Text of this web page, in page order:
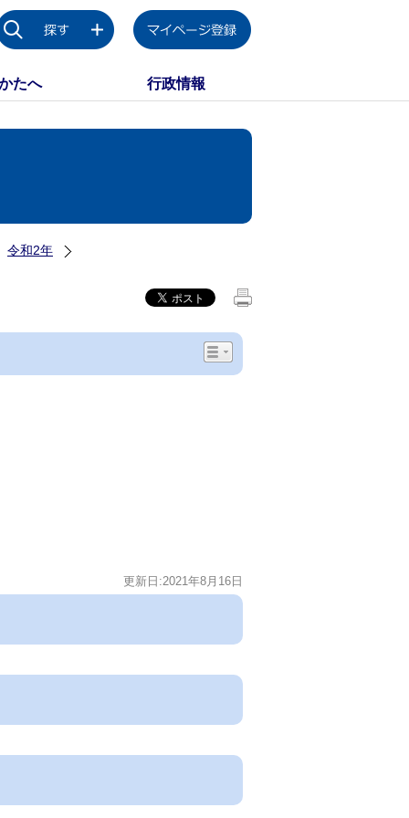
たへ 行政情報
令和2年
更新日:2021年8月16日